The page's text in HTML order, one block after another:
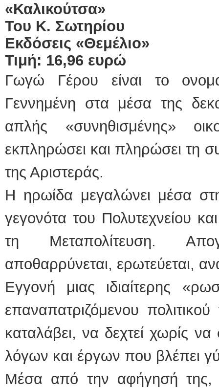
«Καλικούτσα»
Του Κ. Σωτηρίου
Εκδόσεις «Θεμέλιο»
Τιμή: 16,96 ευρώ
Γωγώ Γέρου είναι το
Γεννημένη στα μέσα της
απλής «συνηθισμένης»
εκπληρώσει και πληρώσει τη
της Αριστεράς.
Η ηρωίδα μεγαλώνει μέσα
γεγονότα του Πολυτεχνείου
τη Μεταπολίτευση.
αποθαρρύνεται, ερωτεύεται,
Εγγονή μιας ιδιαίτερης
επαναπατριζόμενου
καταλάβει, να δεχτεί χωρίς
λόγων και έργων που βλέπει
Μέσα από την αφήγησή της,